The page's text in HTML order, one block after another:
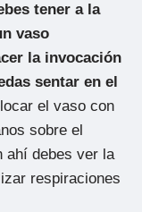
tener a la
vaso
la invocación
sentar en el
el vaso con
sobre el
ahí debes ver la
respiraciones